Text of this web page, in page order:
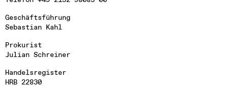
Geschäftsführung
Sebastian Kahl
Prokurist
Julian Schreiner
Handelsregister
HRB 22830